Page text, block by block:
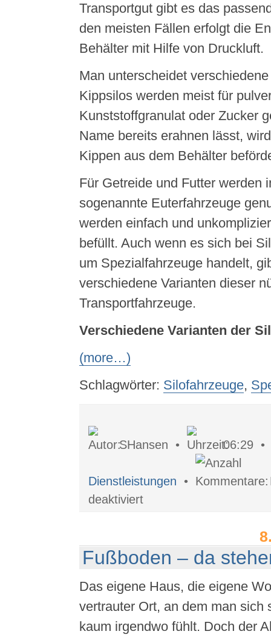
Transportgut gibt es das
den meisten Fällen erfolgt die
Behälter mit Hilfe von Druckluft.
Man unterscheidet
Kippsilos werden meist für
Kunststoffgranulat oder Zucker
Name bereits erahnen lässt,
Kippen aus dem Behälter
Für Getreide und Futter werden
sogenannte Euterfahrzeuge
werden einfach und
befüllt. Auch wenn es sich bei
um Spezialfahrzeuge handelt,
verschiedene Varianten dieser
Transportfahrzeuge.
Verschiedene Varianten der
(more…)
Schlagwörter: Silofahrzeuge,
SHansen • 06:29
Dienstleistungen •
deaktiviertSilofahrzeuge
Fußboden – da
Das eigene Haus, die eigene
vertrauter Ort, an dem man sich
kaum irgendwo fühlt. Doch der